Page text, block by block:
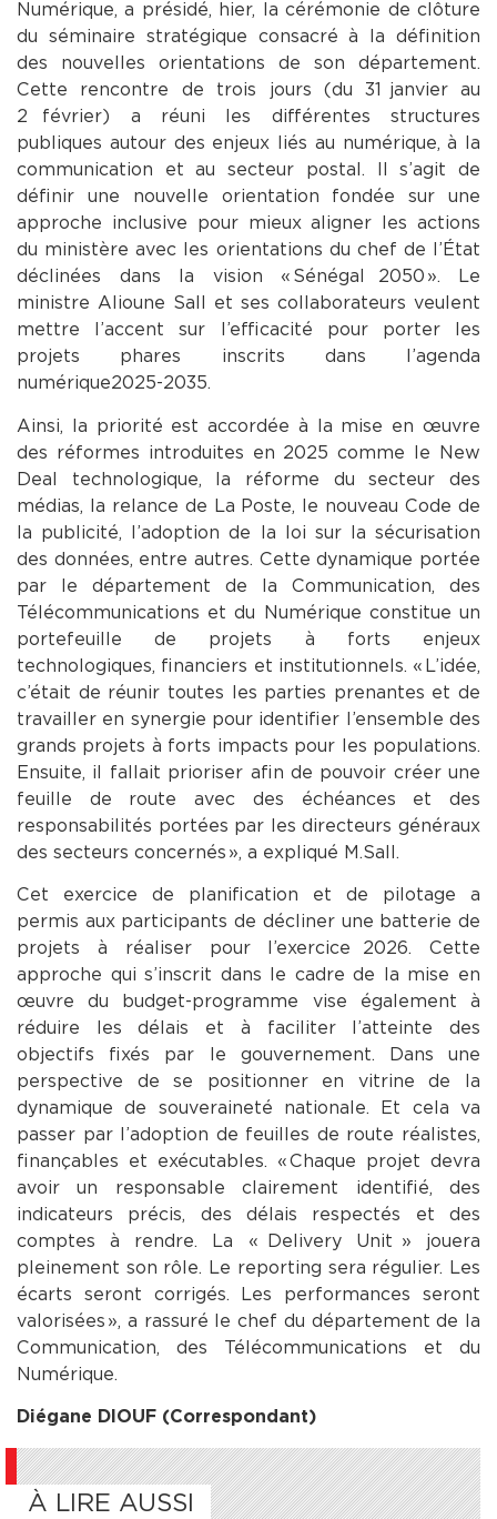
Numérique, a présidé, hier, la cérémonie de clôture
du séminaire stratégique consacré à la définition
des nouvelles orientations de son département.
Cette rencontre de trois jours (du 31 janvier au
2 février) a réuni les différentes structures
publiques autour des enjeux liés au numérique, à la
communication et au secteur postal. Il s’agit de
définir une nouvelle orientation fondée sur une
approche inclusive pour mieux aligner les actions
du ministère avec les orientations du chef de l’État
déclinées dans la vision « Sénégal 2050 ». Le
ministre Alioune Sall et ses collaborateurs veulent
mettre l’accent sur l’efficacité pour porter les
projets phares inscrits dans l’agenda
numérique 2025-2035.
Ainsi, la priorité est accordée à la mise en œuvre
des réformes introduites en 2025 comme le New
Deal technologique, la réforme du secteur des
médias, la relance de La Poste, le nouveau Code de
la publicité, l’adoption de la loi sur la sécurisation
des données, entre autres. Cette dynamique portée
par le département de la Communication, des
Télécommunications et du Numérique constitue un
portefeuille de projets à forts enjeux
technologiques, financiers et institutionnels. « L’idée,
c’était de réunir toutes les parties prenantes et de
travailler en synergie pour identifier l’ensemble des
grands projets à forts impacts pour les populations.
Ensuite, il fallait prioriser afin de pouvoir créer une
feuille de route avec des échéances et des
responsabilités portées par les directeurs généraux
des secteurs concernés », a expliqué M. Sall.
Cet exercice de planification et de pilotage a
permis aux participants de décliner une batterie de
projets à réaliser pour l’exercice 2026. Cette
approche qui s’inscrit dans le cadre de la mise en
œuvre du budget-programme vise également à
réduire les délais et à faciliter l’atteinte des
objectifs fixés par le gouvernement. Dans une
perspective de se positionner en vitrine de la
dynamique de souveraineté nationale. Et cela va
passer par l’adoption de feuilles de route réalistes,
finançables et exécutables. « Chaque projet devra
avoir un responsable clairement identifié, des
indicateurs précis, des délais respectés et des
comptes à rendre. La « Delivery Unit » jouera
pleinement son rôle. Le reporting sera régulier. Les
écarts seront corrigés. Les performances seront
valorisées », a rassuré le chef du département de la
Communication, des Télécommunications et du
Numérique.
Diégane DIOUF (Correspondant)
À LIRE AUSSI